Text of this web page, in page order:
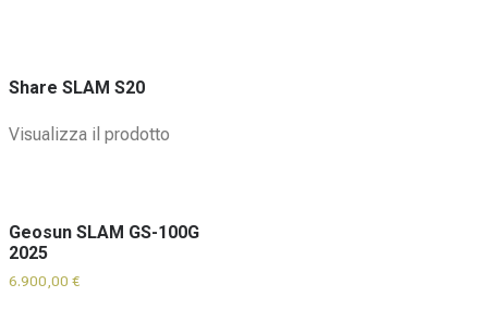
Share SLAM S20
Visualizza il prodotto
Geosun SLAM GS-100G
2025
6.900,00 €